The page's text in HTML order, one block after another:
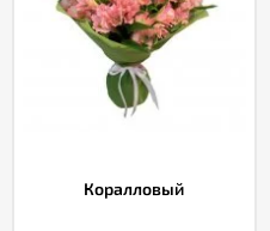
Коралловый